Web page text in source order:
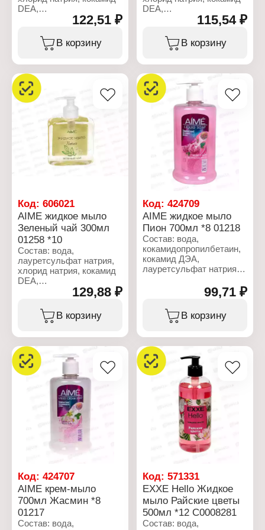
Упаковка: флакон с
дозатором
Объем: 300 мл
Объем: 700 мл
DEA,
кокамидопропилбетаин,
ароматизатор, ДМДМ
гидантоин, экстракт
алоэ, динатриевая соль
Характеристики:
Производитель: Шанте
Торговая марка: AIME
Тип товара: Жидкое
Название: "Алоэ Вера"
Объем: 300 мл
122,51 ₽
В корзину
DEA,
кокамидопропилбетаин,
ароматизатор, ДМДМ
гидантоин, экстракт
листьев базилика,
Характеристики:
Производитель: Шанте
Торговая марка: AIME
Тип товара: Жидкое
Название: "Арома"
Объем: 300 мл
115,54 ₽
В корзину
Код: 606021
AIME жидкое мыло
Зеленый чай 300мл
01258 *10
Состав: вода,
лауретсульфат натрия,
хлорид натрия, кокамид
DEA,
кокамидопропилбетаин,
ароматизатор, ДМДМ
гидантоин, экстракт
листьев камелии
соль ЭДТА, лимонная
кислота.
Характеристики:
Производитель: Шанте
Торговая марка: AIME
Тип товара: Жидкое
Название: "Зеленый чай"
Объем: 300 мл
129,88 ₽
В корзину
Код:424709
AIME жидкое мыло
Пион 700мл *8 01218
Состав: вода,
кокамидопропилбетаин,
кокамид ДЭА,
лауретсульфат натрия
натрия (и) олетсульфат
натрия, лауретсульфат
натрия, хлорид натрия,
каприлил/каприл,
стирола/акрилатов,
экстракт цветков пиона
белоцветкового,
ретинол, токоферола
ацетат, отдушка,
динатриевая ЭДТА,
лимонная кислота,
DMDM ??гидантоин, CI
73360, CI 42090.
Характеристики:
Производитель: Шанте
Тип товара: Жидкое
мыло
Название: "Пион"
Аромат: цветочный
Активные компоненты:
99,71 ₽
В корзину
Код: 424707
AIME крем-мыло
700мл Жасмин *8
01217
Состав: вода,
Код:571331
EXXE Hello Жидкое
мыло Райские цветы
500мл *12 С0008281
Состав: вода,